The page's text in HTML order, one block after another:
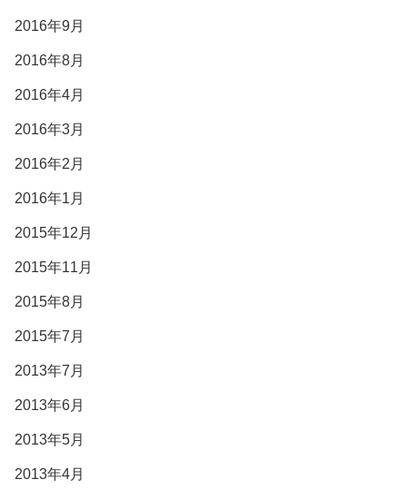
2016年9月
2016年8月
2016年4月
2016年3月
2016年2月
2016年1月
2015年12月
2015年11月
2015年8月
2015年7月
2013年7月
2013年6月
2013年5月
2013年4月